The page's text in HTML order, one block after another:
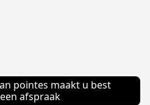
pointes maakt u best
afspraak